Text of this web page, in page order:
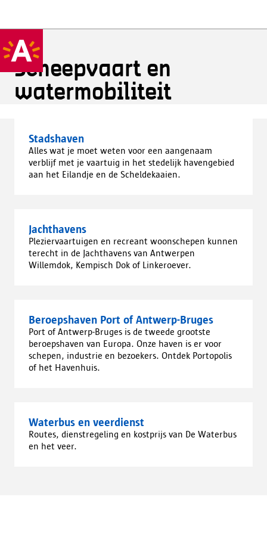
Scheepvaart en
watermobiliteit
Stadshaven
Alles wat je moet weten voor een aangenaam
verblijf met je vaartuig in het stedelijk havengebied
aan het Eilandje en de Scheldekaaien.
Jachthavens
Pleziervaartuigen en recreant woonschepen kunnen
terecht in de Jachthavens van Antwerpen
Willemdok, Kempisch Dok of Linkeroever.
Beroepshaven Port of Antwerp-Bruges
Port of Antwerp-Bruges is de tweede grootste
beroepshaven van Europa. Onze haven is er voor
schepen, industrie en bezoekers. Ontdek Portopolis
of het Havenhuis.
Waterbus en veerdienst
Routes, dienstregeling en kostprijs van De Waterbus
en het veer.